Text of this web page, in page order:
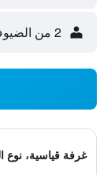
2 من الضيوف، غرفة واحدة
غرفة قياسية،